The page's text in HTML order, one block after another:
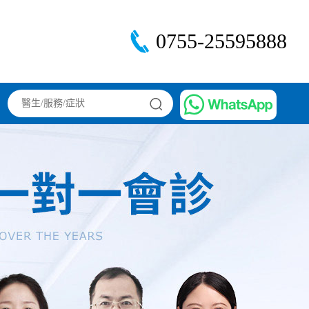
0755-25595888